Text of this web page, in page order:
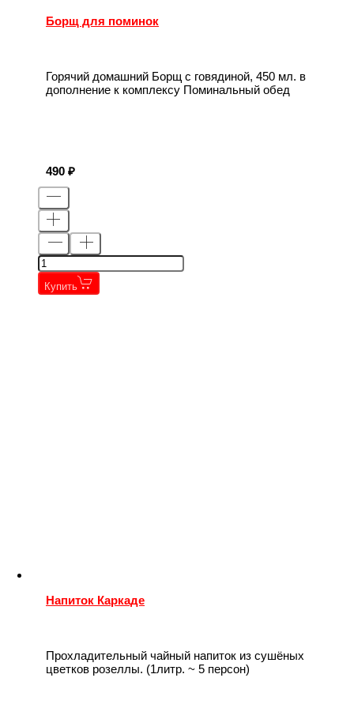
Борщ для поминок
Горячий домашний Борщ с говядиной, 450 мл. в
дополнение к комплексу Поминальный обед
490
Купить
Напиток Каркаде
Прохладительный чайный напиток из сушёных
цветков розеллы. (1литр. ~ 5 персон)